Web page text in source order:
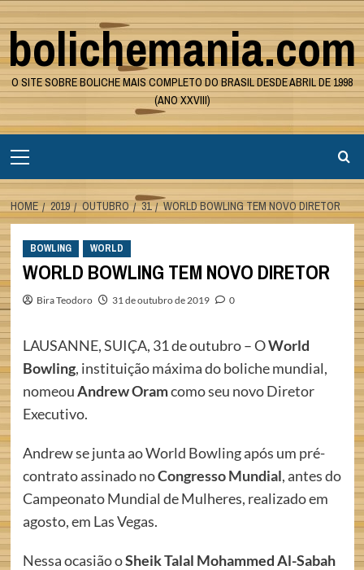
Skip
to
content
bolichemania.com
O SITE SOBRE BOLICHE MAIS COMPLETO DO BRASIL DESDE ABRIL DE 1998
(ANO XXVIII)
Menu
HOME 2019 OUTUBRO 31 WORLD BOWLING TEM NOVO DIRETOR
BOWLING WORLD
WORLD BOWLING TEM NOVO DIRETOR
Bira Teodoro 31 de outubro de 2019 0
LAUSANNE, SUIÇA, 31 de outubro – OWorld
Bowling, instituição máxima do boliche mundial,
nomeouAndrew Oramcomo seu novo Diretor
Executivo.
Andrew se junta ao World Bowling após um pré-
contrato assinado noCongresso Mundial, antes do
Campeonato Mundial de Mulheres, realizado em
agosto, em Las Vegas.
Nessa ocasião oSheik Talal Mohammed Al-Sabah